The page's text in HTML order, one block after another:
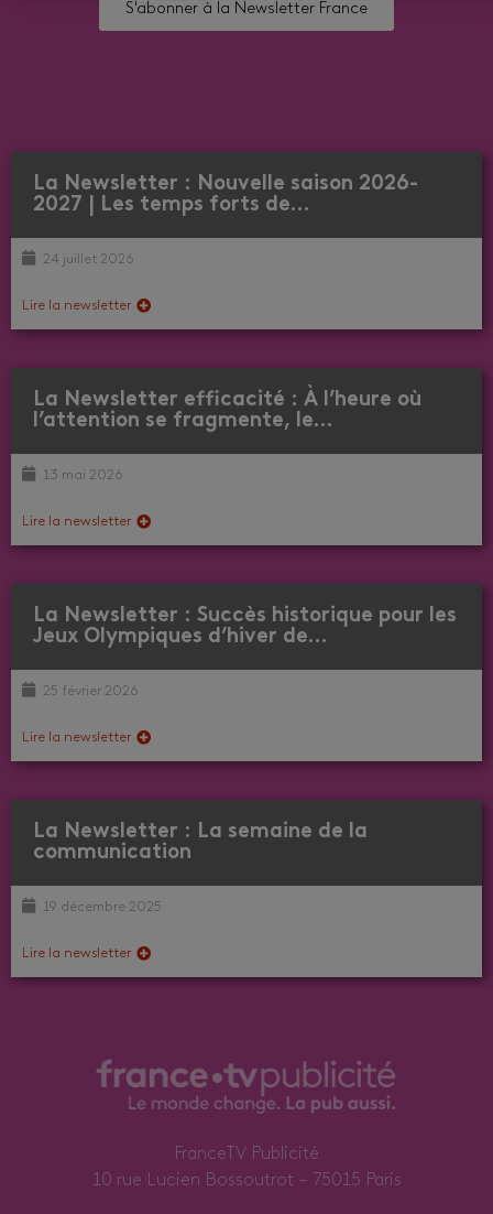
S'abonner à la Newsletter France
La Newsletter : Nouvelle saison 2026-
2027 | Les temps forts de…
24 juillet 2026
Lire la newsletter
La Newsletter efficacité : À l’heure où
l’attention se fragmente, le…
13 mai 2026
Lire la newsletter
La Newsletter : Succès historique pour les
Jeux Olympiques d’hiver de…
25 février 2026
Lire la newsletter
La Newsletter : La semaine de la
communication
19 décembre 2025
Lire la newsletter
FranceTV Publicité
10 rue Lucien Bossoutrot – 75015 Paris